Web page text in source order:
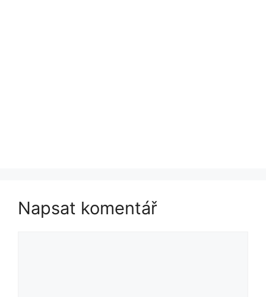
Napsat komentář